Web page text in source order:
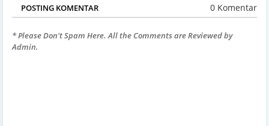
POSTING KOMENTAR 0 Komentar
* Please Don't Spam Here. All the Comments are Reviewed by
Admin.